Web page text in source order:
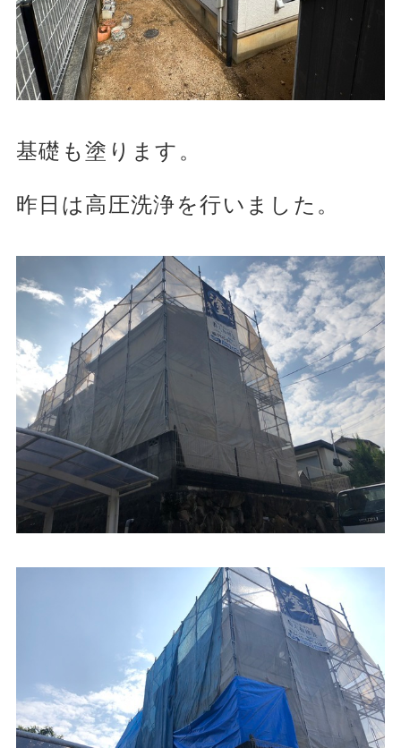
基礎も塗ります。
昨日は高圧洗浄を行いました。